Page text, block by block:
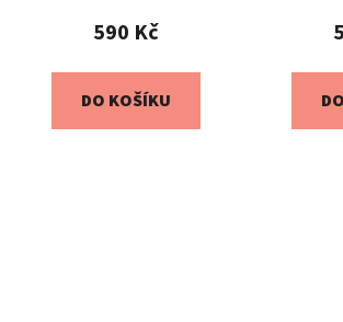
590 Kč
DO KOŠÍKU